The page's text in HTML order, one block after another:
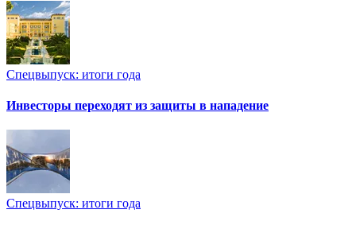
Спецвыпуск: итоги года
Инвесторы переходят из защиты в нападение
Спецвыпуск: итоги года